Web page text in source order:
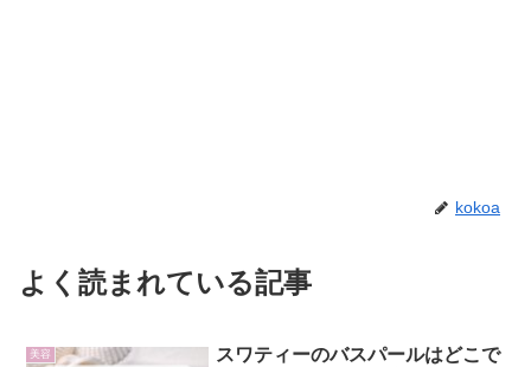
kokoa
よく読まれている記事
美容
スワティーのバスパールはどこで